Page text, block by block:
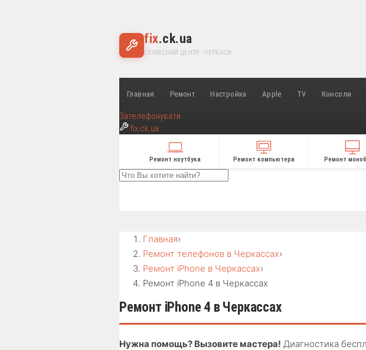
fix.ck.ua
СЕРВІСНИЙ ЦЕНТР · ЧЕРКАСИ
Главная Ремонт Настройка Apple TV Консоли
Зателефонувати
fix.ck.ua
Ремонт ноутбука Ремонт компьютера Ремонт
Главная›
Ремонт телефонов в Черкассах›
Ремонт iPhone в Черкассах›
Ремонт iPhone 4 в Черкассах
Ремонт iPhone 4 в Черкассах
Нужна помощь? Вызовите мастера! Диагностика